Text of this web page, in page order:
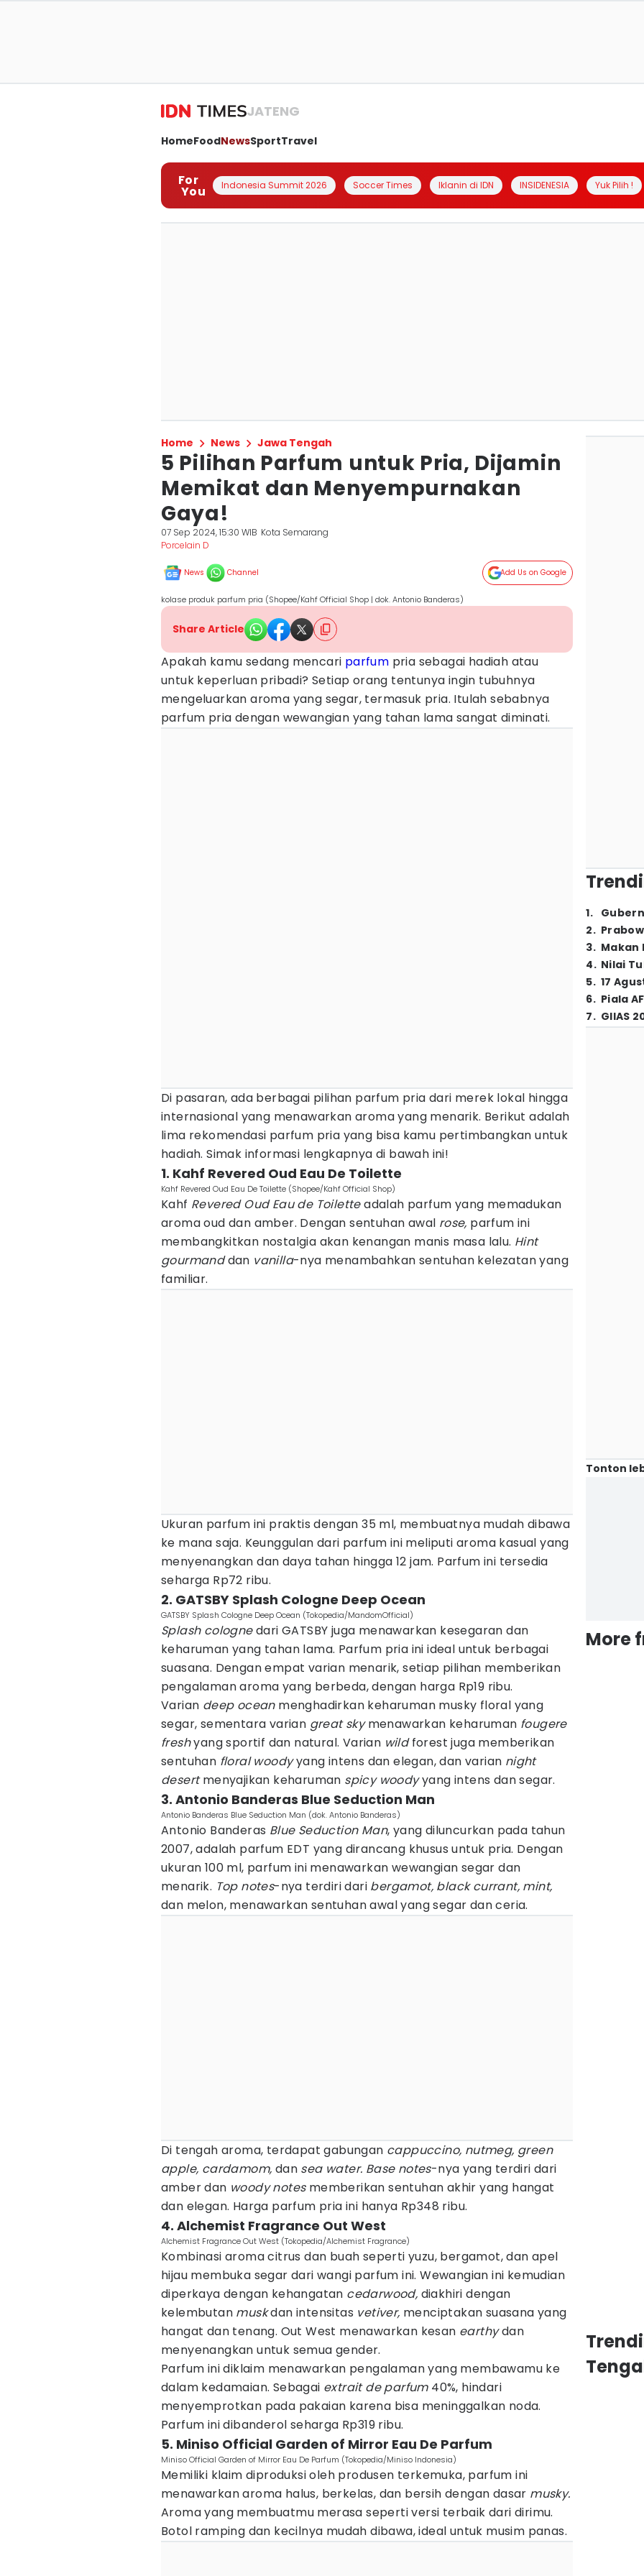
JATENG
HomeFoodNewsSportTravel
For
You Indonesia Summit 2026 Soccer Times Iklanin di IDN INSIDENESIA Yuk Pilih !
Home News Jawa Tengah
5 Pilihan Parfum untuk Pria, Dijamin
Memikat dan Menyempurnakan
Gaya!
07 Sep 2024, 15:30 WIB Kota Semarang
Porcelain D
News Channel Add Us on Google
kolase produk parfum pria (Shopee/Kahf Official Shop | dok. Antonio Banderas)
Share Article
Apakah kamu sedang mencari parfum pria sebagai hadiah atau
untuk keperluan pribadi? Setiap orang tentunya ingin tubuhnya
mengeluarkan aroma yang segar, termasuk pria. Itulah sebabnya
parfum pria dengan wewangian yang tahan lama sangat diminati.
Di pasaran, ada berbagai pilihan parfum pria dari merek lokal hingga
internasional yang menawarkan aroma yang menarik. Berikut adalah
lima rekomendasi parfum pria yang bisa kamu pertimbangkan untuk
hadiah. Simak informasi lengkapnya di bawah ini!
1. Kahf Revered Oud Eau De Toilette
Kahf Revered Oud Eau De Toilette (Shopee/Kahf Official Shop)
Kahf Revered Oud Eau de Toiletteadalah parfum yang memadukan
aroma oud dan amber. Dengan sentuhan awal rose, parfum ini
membangkitkan nostalgia akan kenangan manis masa lalu. Hint
gourmanddan vanilla-nya menambahkan sentuhan kelezatan yang
familiar.
Ukuran parfum ini praktis dengan 35 ml, membuatnya mudah dibawa
ke mana saja. Keunggulan dari parfum ini meliputi aroma kasual yang
menyenangkan dan daya tahan hingga 12 jam. Parfum ini tersedia
seharga Rp72 ribu.
2. GATSBY Splash Cologne Deep Ocean
GATSBY Splash Cologne Deep Ocean (Tokopedia/MandomOfficial)
Splash colognedari GATSBY juga menawarkan kesegaran dan
keharuman yang tahan lama. Parfum pria ini ideal untuk berbagai
suasana. Dengan empat varian menarik, setiap pilihan memberikan
pengalaman aroma yang berbeda, dengan harga Rp19 ribu.
Varian deep oceanmenghadirkan keharuman musky floral yang
segar, sementara varian great skymenawarkan keharuman fougere
freshyang sportif dan natural. Varian wildforest juga memberikan
sentuhan floral woodyyang intens dan elegan, dan varian night
desertmenyajikan keharuman spicy woodyyang intens dan segar.
3. Antonio Banderas Blue Seduction Man
Antonio Banderas Blue Seduction Man (dok. Antonio Banderas)
Antonio Banderas Blue Seduction Man, yang diluncurkan pada tahun
2007, adalah parfum EDT yang dirancang khusus untuk pria. Dengan
ukuran 100 ml, parfum ini menawarkan wewangian segar dan
menarik. Top notes-nya terdiri dari bergamot, black currant, mint,
dan melon, menawarkan sentuhan awal yang segar dan ceria.
Di tengah aroma, terdapat gabungan cappuccino, nutmeg, green
apple, cardamom, dan sea water. Base notes-nya yang terdiri dari
amber dan woody notesmemberikan sentuhan akhir yang hangat
dan elegan. Harga parfum pria ini hanya Rp348 ribu.
4. Alchemist Fragrance Out West
Alchemist Fragrance Out West (Tokopedia/Alchemist Fragrance)
Kombinasi aroma citrus dan buah seperti yuzu, bergamot, dan apel
hijau membuka segar dari wangi parfum ini. Wewangian ini kemudian
diperkaya dengan kehangatan cedarwood, diakhiri dengan
kelembutan muskdan intensitas vetiver, menciptakan suasana yang
hangat dan tenang. Out West menawarkan kesan earthydan
menyenangkan untuk semua gender.
Parfum ini diklaim menawarkan pengalaman yang membawamu ke
dalam kedamaian. Sebagai extrait de parfum40%, hindari
menyemprotkan pada pakaian karena bisa meninggalkan noda.
Parfum ini dibanderol seharga Rp319 ribu.
5. Miniso Official Garden of Mirror Eau De Parfum
Miniso Official Garden of Mirror Eau De Parfum (Tokopedia/Miniso Indonesia)
Memiliki klaim diproduksi oleh produsen terkemuka, parfum ini
menawarkan aroma halus, berkelas, dan bersih dengan dasar musky.
Aroma yang membuatmu merasa seperti versi terbaik dari dirimu.
Botol ramping dan kecilnya mudah dibawa, ideal untuk musim panas.
1.
2.
3. Makan
4. Nilai
5. 17
6. Piala
7. GIIAS
Tonton
More